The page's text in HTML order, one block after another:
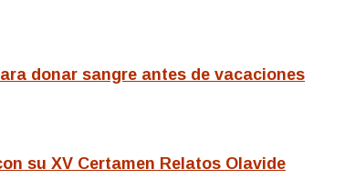
donar sangre antes de vacaciones
su XV Certamen Relatos Olavide